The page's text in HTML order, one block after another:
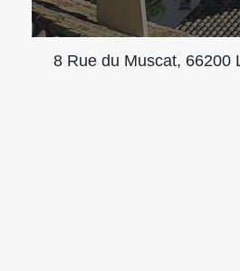
8 Rue du Muscat, 66200